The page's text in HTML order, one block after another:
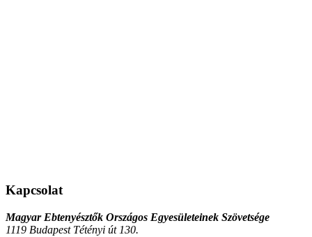
Kapcsolat
Magyar Ebtenyésztők Országos Egyesületeinek Szövetsége
1119 Budapest Tétényi út 130.